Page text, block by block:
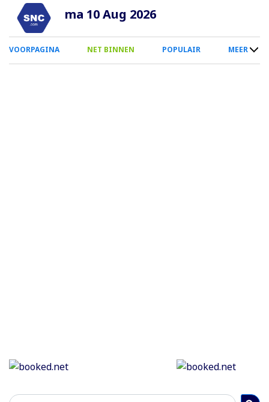
Overslaan
naar
inhoud
ma 10 Aug 2026
0
Smartphone
VOORPAGINA NET BINNEN POPULAIR MEER